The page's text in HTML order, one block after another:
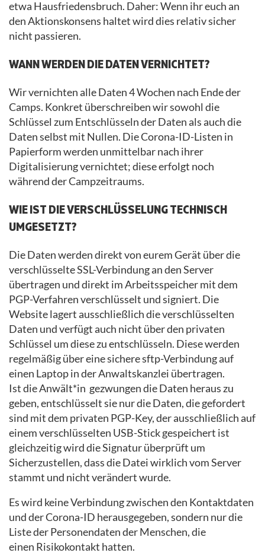
etwa Hausfriedensbruch. Daher: Wenn ihr euch an
den Aktionskonsens haltet wird dies relativ sicher
nicht passieren.
WANN WERDEN DIE DATEN VERNICHTET?
Wir vernichten alle Daten 4 Wochen nach Ende der
Camps. Konkret überschreiben wir sowohl die
Schlüssel zum Entschlüsseln der Daten als auch die
Daten selbst mit Nullen. Die Corona-ID-Listen in
Papierform werden unmittelbar nach ihrer
Digitalisierung vernichtet; diese erfolgt noch
während der Campzeitraums.
WIE IST DIE VERSCHLÜSSELUNG TECHNISCH
UMGESETZT?
Die Daten werden direkt von eurem Gerät über die
verschlüsselte SSL-Verbindung an den Server
übertragen und direkt im Arbeitsspeicher mit dem
PGP-Verfahren verschlüsselt und signiert. Die
Website lagert ausschließlich die verschlüsselten
Daten und verfügt auch nicht über den privaten
Schlüssel um diese zu entschlüsseln. Diese werden
regelmäßig über eine sichere sftp-Verbindung auf
einen Laptop in der Anwaltskanzlei übertragen.
Ist die Anwält*in gezwungen die Daten heraus zu
geben, entschlüsselt sie nur die Daten, die gefordert
sind mit dem privaten PGP-Key, der ausschließlich auf
einem verschlüsselten USB-Stick gespeichert ist
gleichzeitig wird die Signatur überprüft um
Sicherzustellen, dass die Datei wirklich vom Server
stammt und nicht verändert wurde.
Es wird keine Verbindung zwischen den Kontaktdaten
und der Corona-ID herausgegeben, sondern nur die
Liste der Personendaten der Menschen, die
einen Risikokontakt hatten.